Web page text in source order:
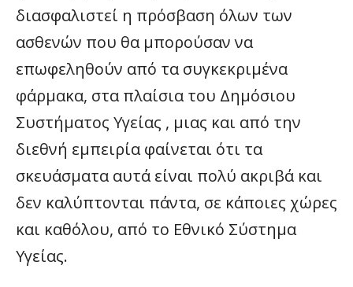
διασφαλιστεί η πρόσβαση όλων των
ασθενών που θα μπορούσαν να
επωφεληθούν από τα συγκεκριμένα
φάρμακα, στα πλαίσια του Δημόσιου
Συστήματος Υγείας , μιας και από την
διεθνή εμπειρία φαίνεται ότι τα
σκευάσματα αυτά είναι πολύ ακριβά και
δεν καλύπτονται πάντα, σε κάποιες χώρες
και καθόλου, από το Εθνικό Σύστημα
Υγείας.